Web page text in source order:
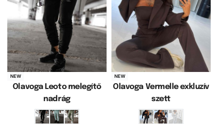
NEW
Olavoga Leoto melegítő
nadrág
NEW
Olavoga Vermelle exkluzív
szett